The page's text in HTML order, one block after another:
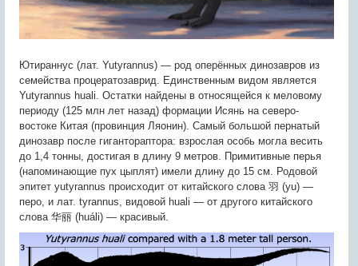
Ютираннус (лат. Yutyrannus) — род оперённых динозавров из
семейства процератозаврид. Единственным видом является
Yutyrannus huali. Остатки найдены в относящейся к меловому
периоду (125 млн лет назад) формации Исянь на северо-
востоке Китая (провинция Ляонин). Самый большой пернатый
динозавр после гигантораптора: взрослая особь могла весить
до 1,4 тонны, достигая в длину 9 метров. Примитивные перья
(напоминающие пух цыплят) имели длину до 15 см. Родовой
эпитет yutyrannus происходит от китайского слова 羽 (yu) —
перо, и лат. tyrannus, видовой huali — от другого китайского
слова 华丽 (huáli) — красивый.